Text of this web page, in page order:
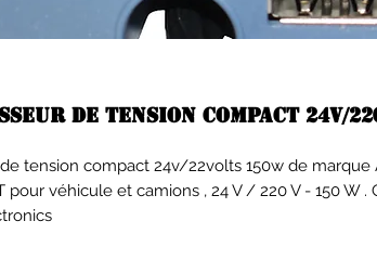
de tension compact 24v/
tension compact 24v/22volts 150w de marque
pour véhicule et camions , 24 V / 220 V - 150 W .